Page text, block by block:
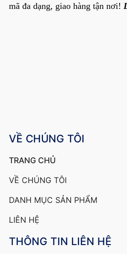
mã đa dạng, giao hàng tận nơi!
VỀ CHÚNG TÔI
TRANG CHỦ
VỀ CHÚNG TÔI
DANH MỤC SẢN PHẨM
LIÊN HỆ
THÔNG TIN LIÊN HỆ